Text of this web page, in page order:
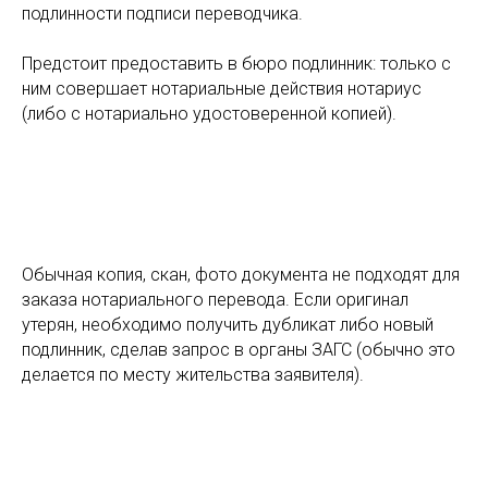
подлинности подписи переводчика.
Предстоит предоставить в бюро подлинник: только с
ним совершает нотариальные действия нотариус
(либо с нотариально удостоверенной копией).
Обычная копия, скан, фото документа не подходят для
заказа нотариального перевода. Если оригинал
утерян, необходимо получить дубликат либо новый
подлинник, сделав запрос в органы ЗАГС (обычно это
делается по месту жительства заявителя).